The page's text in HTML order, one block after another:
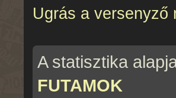
Ugrás a versenyző
A statisztika
FUTAMOK